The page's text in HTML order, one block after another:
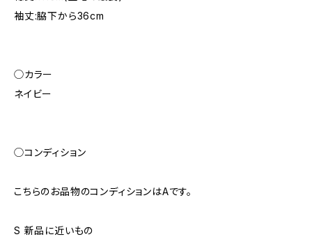
袖丈:脇下から36cm
◯カラー
ネイビー
◯コンディション
こちらのお品物のコンディションはAです。
S 新品に近いもの